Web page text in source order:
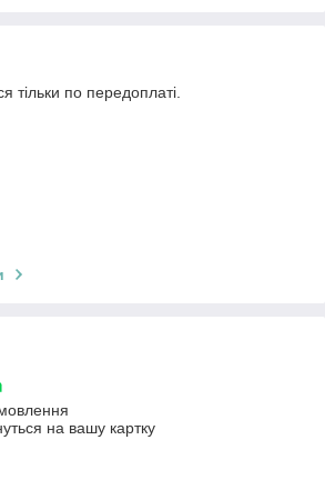
тільки по передоплаті.
на вашу картку